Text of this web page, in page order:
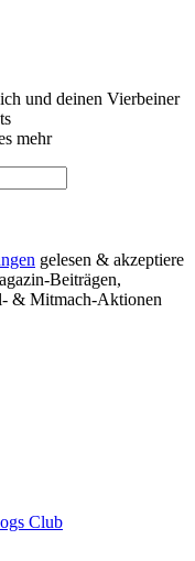
und deinen Vierbeiner
mehr
gelesen & akzeptiere
Beiträgen,
& Mitmach-Aktionen
Club